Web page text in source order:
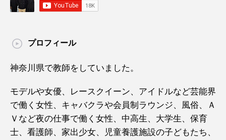
プロフィール
神奈川県で教師をしていました。
モデルや女優、レースクイーン、アイドルなど芸能界
で働く女性、キャバクラや会員制ラウンジ、風俗、Ａ
Ｖなど夜の仕事で働く女性、中高生、大学生、保育
士、看護師、家出少女、児童養護施設の子どもたち、